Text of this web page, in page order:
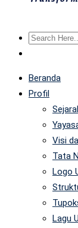
Beranda
Profil
Visi
Tata
Logo
Lagu